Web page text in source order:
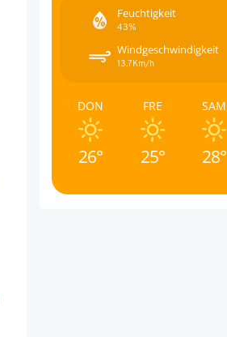
Feuchtigkeit
43%
Windgeschwindigkeit
13.7Km/h
DON
26°
FRE
25°
SAM
28°